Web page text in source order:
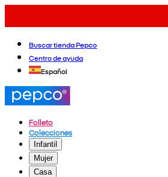
Buscar tienda Pepco
Centro de ayuda
Español
Folleto
Colecciones
Infantil
Mujer
Casa